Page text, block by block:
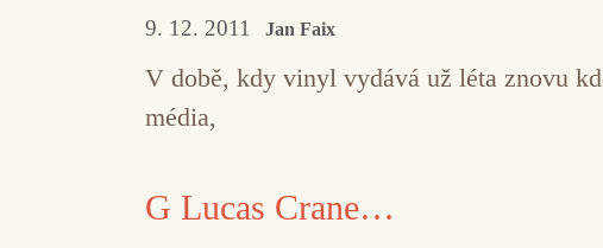
9. 12. 2011 Jan Faix
V době, kdy vinyl vydává už léta znovu
média,
G Lucas Crane…